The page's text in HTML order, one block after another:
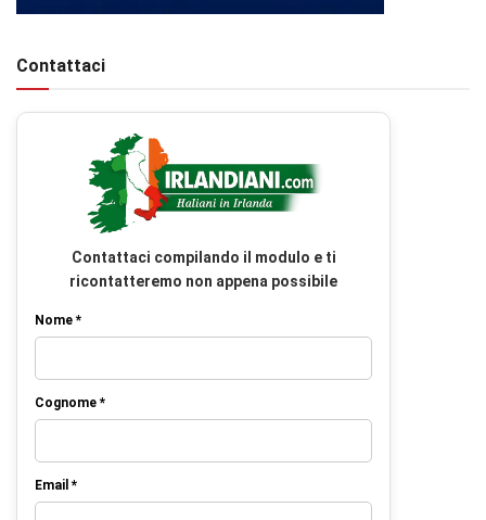
Contattaci
Contattaci compilando il modulo e ti
ricontatteremo non appena possibile
Nome *
Cognome *
Email *